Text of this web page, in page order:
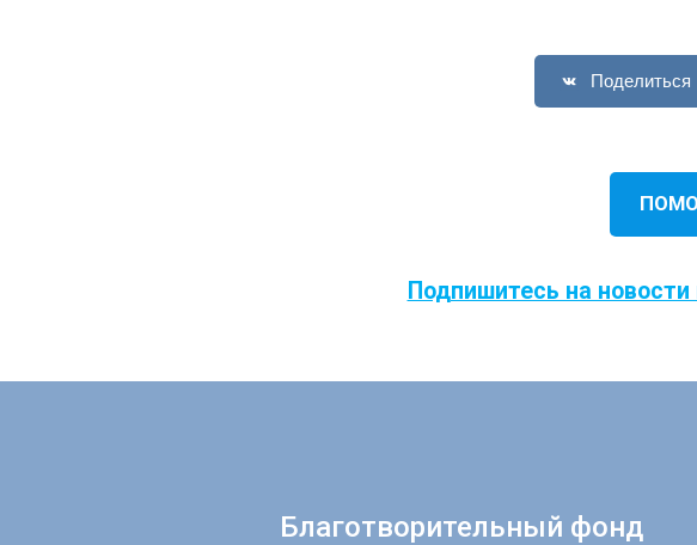
Поделиться
Подпишитесь на
Благотворительный фонд